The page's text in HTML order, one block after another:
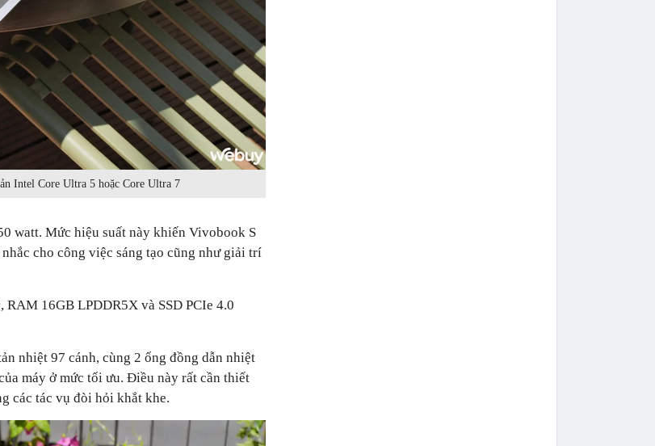
Intel Core Ultra 5 hoặc Core Ultra 7
watt. Mức hiệu suất này khiến Vivobook S
cho công việc sáng tạo cũng như giải trí
16GB LPDDR5X và SSD PCIe 4.0
nhiệt 97 cánh, cùng 2 ống đồng dẫn nhiệt
máy ở mức tối ưu. Điều này rất cần thiết
các tác vụ đòi hỏi khắt khe.